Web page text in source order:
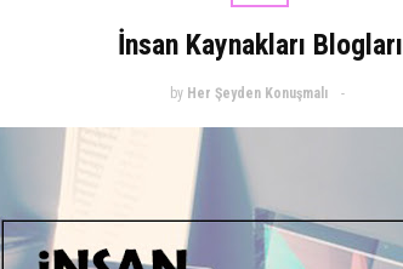
İnsan Kaynakları Blogları
by Her Şeyden Konuşmalı